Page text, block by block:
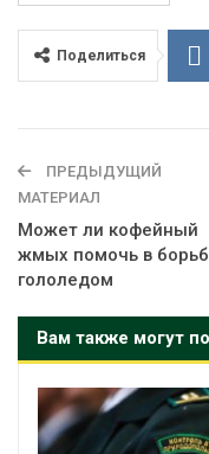
Поделиться
ПРЕДЫДУЩИЙ
МАТЕРИАЛ
Может ли кофейный
жмых помочь в
гололедом
Вам также могут